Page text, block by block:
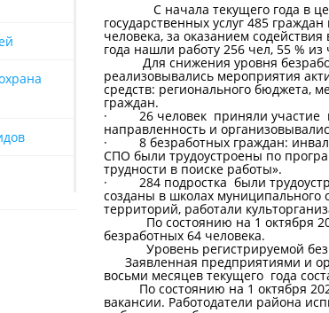
С начала текущего года в
государственных услуг 485
человека, за оказанием
года нашли работу 256 чел, 55 %
Для снижения уровня
реализовывались мероприятия
средств: регионального бюджета,
граждан.
· 26 человек приняли участие в
направленность и
· 8 безработных граждан:
СПО были трудоустроены по
трудности в поиске работы».
· 284 подростка были
созданы в школах муниципального
территорий, работали
По состоянию на 1 октября 2024
безработных 64 человека.
Уровень регистрируемой
Заявленная предприятиями и
восьми месяцев текущего года
По состоянию на 1 октября 2024
вакансии. Работодатели района